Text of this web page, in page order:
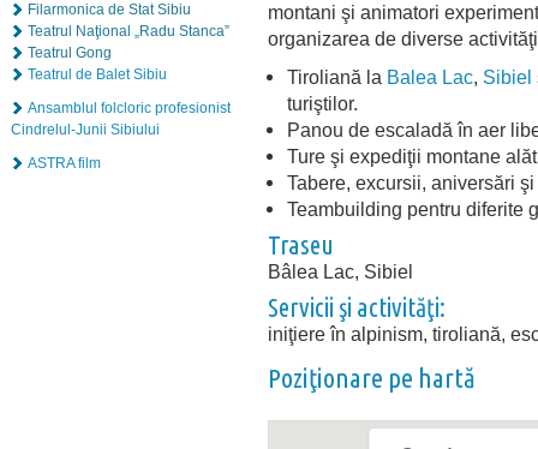
Filarmonica de Stat Sibiu
Teatrul Naţional „Radu Stanca”
Teatrul Gong
Teatrul de Balet Sibiu
Ansamblul folcloric profesionist
Cindrelul-Junii Sibiului
ASTRA film
montani şi animatori
organizarea de diverse
Tiroliană la Balea Lac, Sibiel
turiştilor.
Panou de escaladă în aer
Ture şi expediţii montane
Tabere, excursii, aniversări
Teambuilding pentru diferite
Traseu
Bâlea Lac, Sibiel
Servicii şi activităţi:
iniţiere în alpinism, tiroliană,
Poziţionare pe hartă